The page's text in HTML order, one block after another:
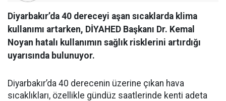
Diyarbakır’da 40 dereceyi aşan sıcaklarda klima
kullanımı artarken, DİYAHED Başkanı Dr. Kemal
Noyan hatalı kullanımın sağlık risklerini artırdığı
uyarısında bulunuyor.
Diyarbakır’da 40 derecenin üzerine çıkan hava
sıcaklıkları, özellikle gündüz saatlerinde kenti adeta